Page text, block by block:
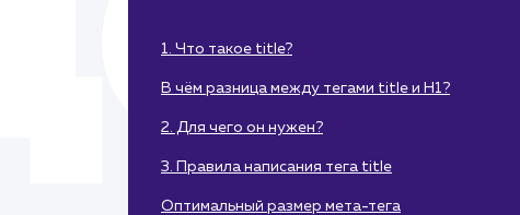
1. Что такое title?
В чём разница между тегами title и H1?
2. Для чего он нужен?
3. Правила написания тега title
Оптимальный размер мета-тега